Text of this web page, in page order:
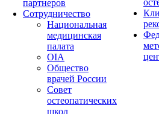
партнеров
Сотрудничество
Национальная
медицинская
палата
OIA
Общество
врачей России
Совет
остеопатических
школ